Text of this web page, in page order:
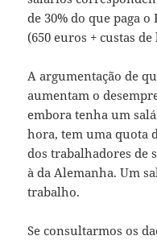
de 30% do que paga
(650 euros + custas
A argumentação de
aumentam o
embora tenha um
hora, tem uma quota
dos trabalhadores
à da Alemanha. Um
trabalho.
Se consultarmos os